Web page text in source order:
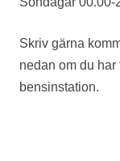
Skriv gärna
nedan om du
bensinstation.